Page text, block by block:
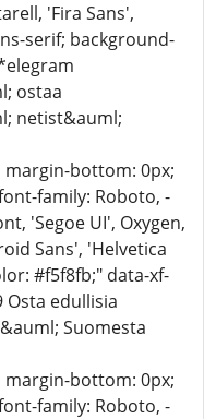
'Fira Sans',
serif; background-
ostaa
netist&auml;
margin-bottom: 0px;
family: Roboto, -
'Segoe UI', Oxygen,
Sans', 'Helvetica
#f5f8fb;" data-xf-
Osta edullisia
Suomesta
margin-bottom: 0px;
family: Roboto, -